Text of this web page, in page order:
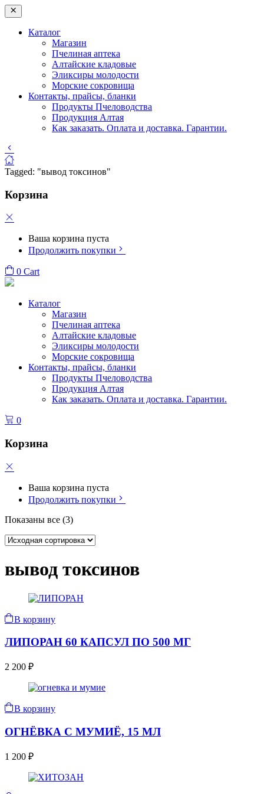
Каталог
Магазин
Пчелиная аптека
Алтайские кладовые
Эликсиры молодости
Морские сокровища
Контакты, прайсы, бланки
Продукты Пчеловодства
Продукция Алтая
Как заказать. Оплата и доставка. Гарантии.
Tagged: "вывод токсинов"
Корзина
Ваша корзина пуста
Продолжить покупки
0 Cart
Каталог
Магазин
Пчелиная аптека
Алтайские кладовые
Эликсиры молодости
Морские сокровища
Контакты, прайсы, бланки
Продукты Пчеловодства
Продукция Алтая
Как заказать. Оплата и доставка. Гарантии.
0
Корзина
Ваша корзина пуста
Продолжить покупки
Показаны все (3)
вывод токсинов
В корзину
ЛИПОРАН 60 КАПСУЛ ПО 500 МГ
2 200 ₽
В корзину
ОГНЁВКА С МУМИЁ, 15 МЛ
1 200 ₽